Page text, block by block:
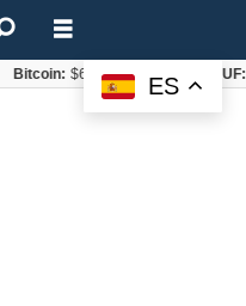
ES
$64.600,08(+2.93%)